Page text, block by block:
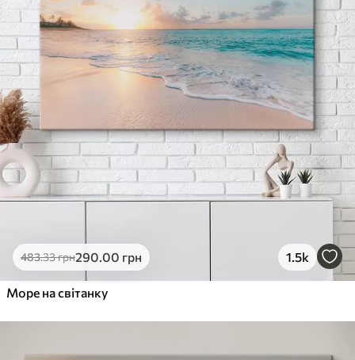
483.33грн290.00 грн 1.5k
Море на світанку